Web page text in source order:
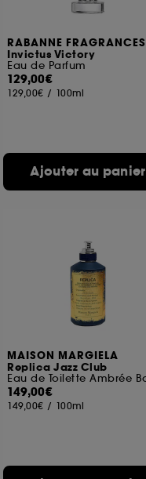
RABANNE FRAGRANCES
Invictus Victory
Eau de Parfum
129,00€
129,00€ / 100ml
Ajouter au panier
MAISON MARGIELA
Replica Jazz Club
149,00€
149,00€ / 100ml